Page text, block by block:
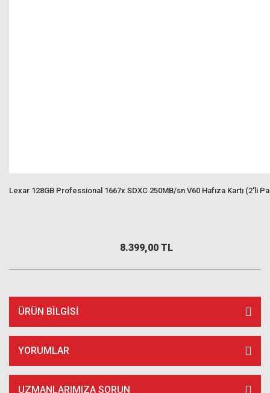
Lexar 128GB Professional 1667x SDXC 250MB/sn V60 Hafıza Kartı (2'li
8.399,00 TL
ÜRÜN BILGISI
YORUMLAR
UZMANLARIMIZA SORUN